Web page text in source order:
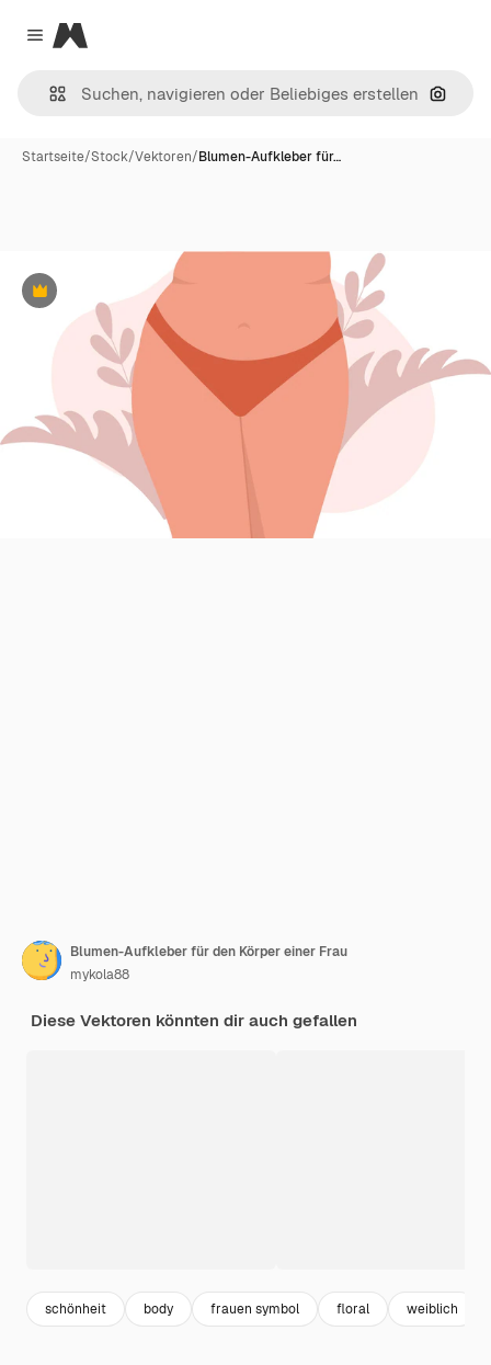
Close menu
Magnific
Nach
Startseite/Stock/Vektoren/Blumen-Aufkleber für…
Premium
Blumen-Aufkleber für den Körper einer Frau
mykola88
Diese Vektoren könnten dir auch gefallen
schönheit body frauen symbol floral weiblich